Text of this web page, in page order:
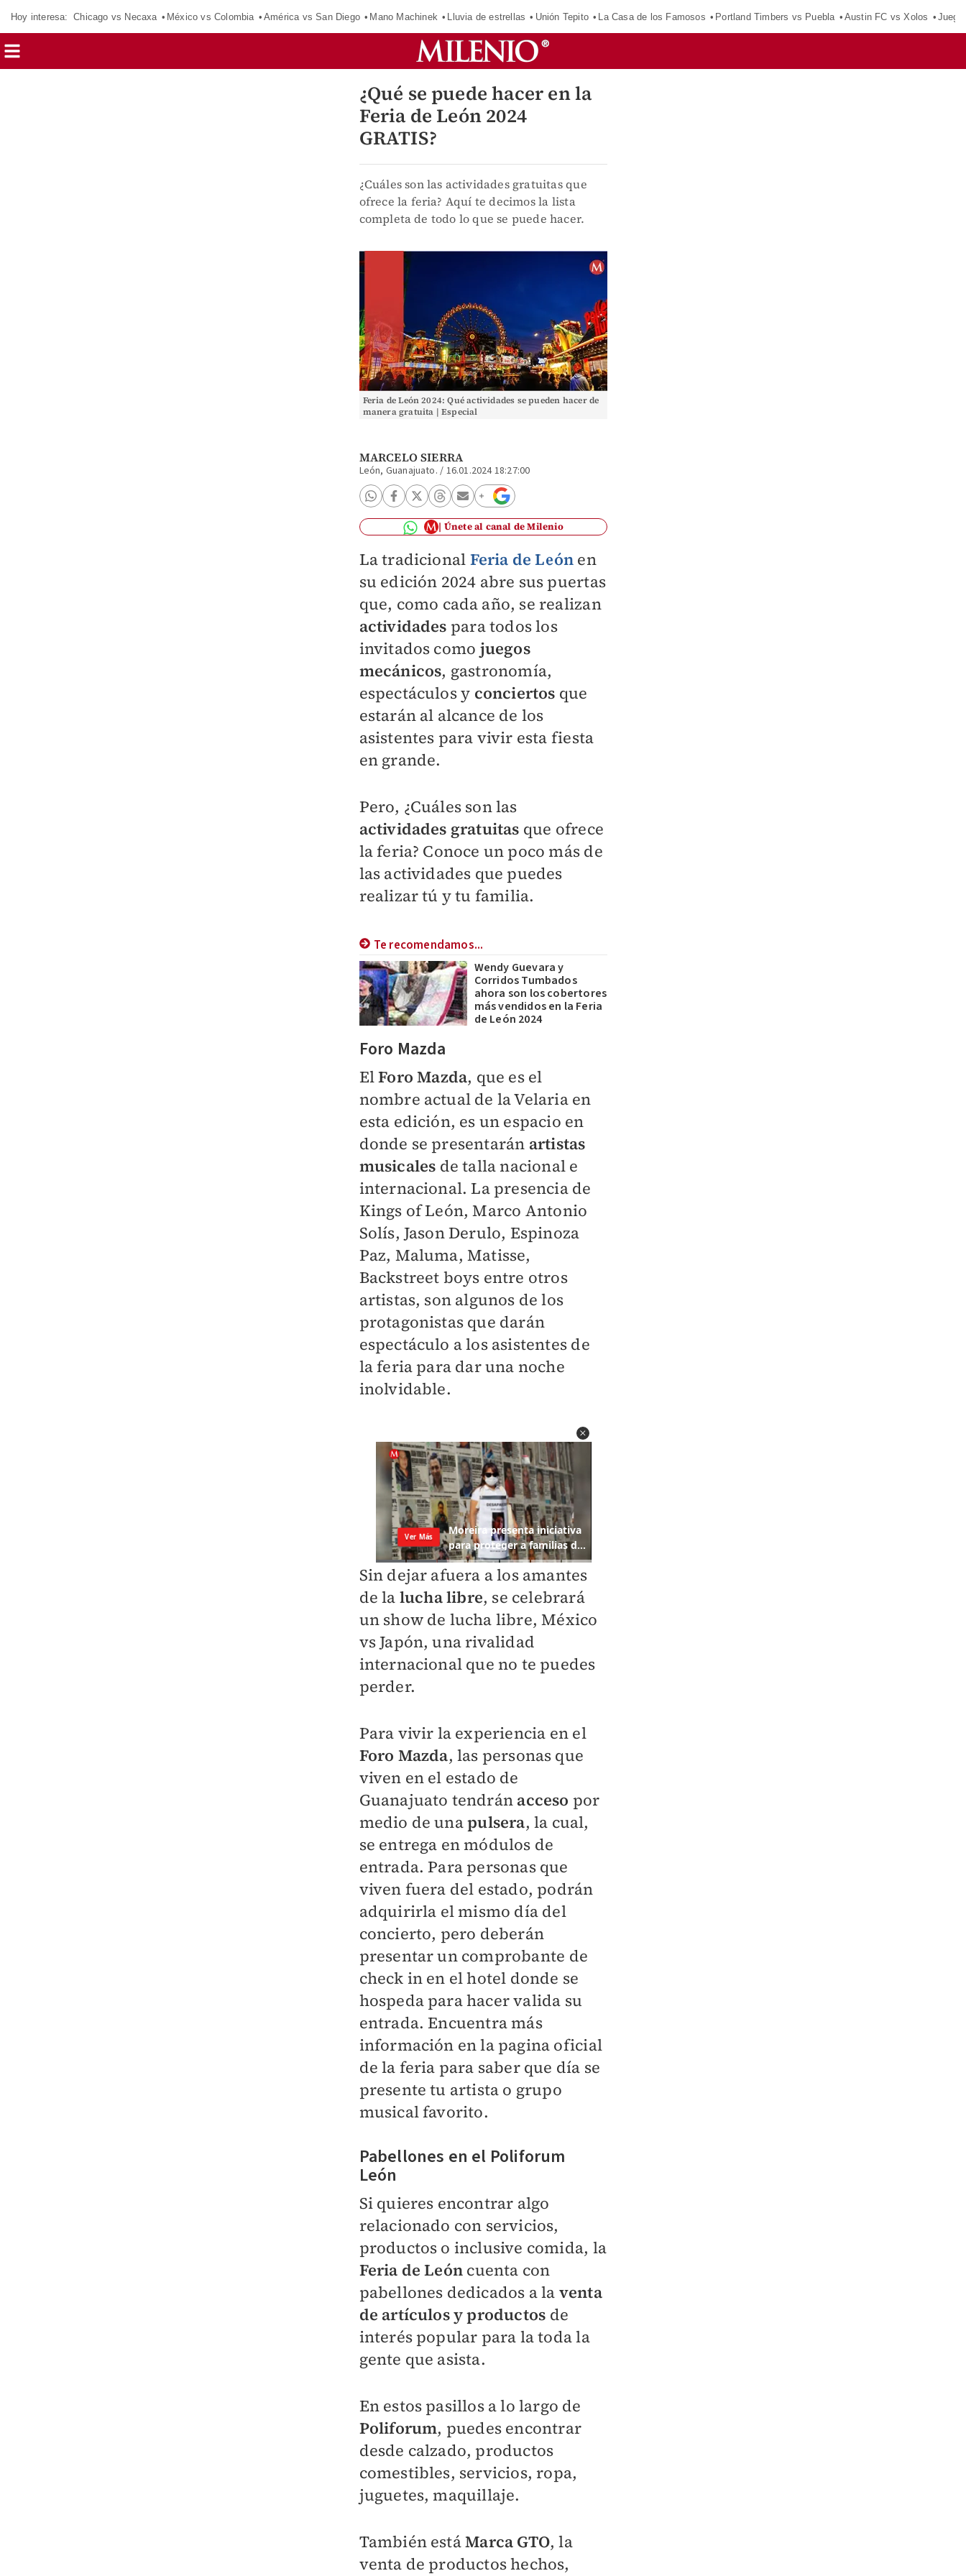
Hoy interesa: Chicago vs Necaxa México vs Colombia América vs San Diego Mano Machinek Lluvia de estrellas Unión Tepito La Casa de los Famosos Portland Timbers vs Puebla Austin FC vs Xolos
¿Qué se puede hacer en la
Feria de León 2024
GRATIS?
¿Cuáles son las actividades gratuitas que
ofrece la feria? Aquí te decimos la lista
completa de todo lo que se puede hacer.
Feria de León 2024: Qué actividades se pueden hacer de
manera gratuita | Especial
MARCELO SIERRA
León, Guanajuato. / 16.01.2024 18:27:00
Únete al canal de Milenio
La tradicional Feria de León en
su edición 2024 abre sus puertas
que, como cada año, se realizan
actividades para todos los
invitados como juegos
mecánicos, gastronomía,
espectáculos y conciertos que
estarán al alcance de los
asistentes para vivir esta fiesta
en grande.
Pero, ¿Cuáles son las
actividades gratuitas que ofrece
la feria? Conoce un poco más de
las actividades que puedes
realizar tú y tu familia.
Te recomendamos...
Wendy Guevara y
Corridos Tumbados
ahora son los cobertores
más vendidos en la Feria
de León 2024
Foro Mazda
ElForo Mazda, que es el
nombre actual de la Velaria en
esta edición, es un espacio en
donde se presentarán artistas
musicales de talla nacional e
internacional. La presencia de
Kings of León, Marco Antonio
Solís, Jason Derulo, Espinoza
Paz, Maluma, Matisse,
Backstreet boys entre otros
artistas, son algunos de los
protagonistas que darán
espectáculo a los asistentes de
la feria para dar una noche
inolvidable.
Sin dejar afuera a los amantes
de la lucha libre, se celebrará
un show de lucha libre, México
vs Japón, una rivalidad
internacional que no te puedes
perder.
Para vivir la experiencia en el
Foro Mazda, las personas que
viven en el estado de
Guanajuato tendrán acceso por
medio de unapulsera, la cual,
se entrega en módulos de
entrada. Para personas que
viven fuera del estado, podrán
adquirirla el mismo día del
concierto, pero deberán
presentar un comprobante de
check in en el hotel donde se
hospeda para hacer valida su
entrada. Encuentra más
información en la pagina oficial
de la feria para saber que día se
presente tu artista o grupo
musical favorito.
Pabellones en el Poliforum
León
Si quieres encontrar algo
relacionado con servicios,
productos o inclusive comida, la
Feria de León cuenta con
pabellones dedicados a la venta
de artículos y productos de
interés popular para la toda la
gente que asista.
En estos pasillos a lo largo de
Poliforum, puedes encontrar
desde calzado, productos
comestibles, servicios, ropa,
juguetes, maquillaje.
También estáMarca GTO, la
venta de productos hechos,